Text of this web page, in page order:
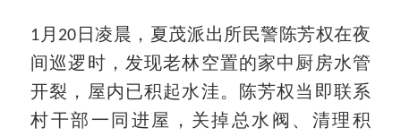
1 月 20 日凌晨，夏茂派出所民警陈芳权在夜
间巡逻时，发现老林空置的家中厨房水管
开裂，屋内已积起水洼。陈芳权当即联系
村干部一同进屋，关掉总水阀、清理积